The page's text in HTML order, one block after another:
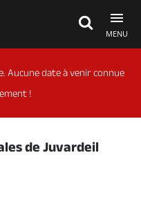
MENU
Aucune date à venir connue
!
de Juvardeil